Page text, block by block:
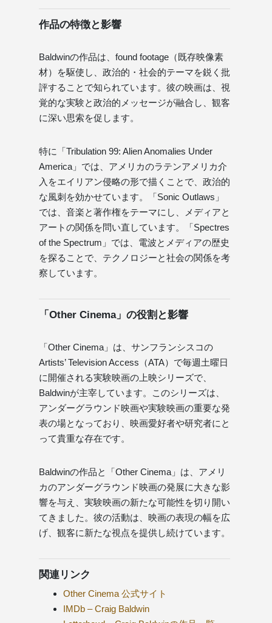
作品の特徴と影響
Baldwinの作品は、found footage（既存映像素
材）を駆使し、政治的・社会的テーマを鋭く批
評することで知られています。彼の映画は、視
覚的な実験と政治的メッセージが融合し、観客
に深い思索を促します。
特に「Tribulation 99: Alien Anomalies Under
America」では、アメリカのラテンアメリカ介
入をエイリアン侵略の形で描くことで、政治的
な風刺を効かせています。「Sonic Outlaws」
では、音楽と著作権をテーマにし、メディアと
アートの関係を問い直しています。「Spectres
of the Spectrum」では、電波とメディアの歴史
を探ることで、テクノロジーと社会の関係を考
察しています。
「Other Cinema」の役割と影響
「Other Cinema」は、サンフランシスコの
Artists’ Television Access（ATA）で毎週土曜日
に開催される実験映画の上映シリーズで、
Baldwinが主宰しています。このシリーズは、
アンダーグラウンド映画や実験映画の重要な発
表の場となっており、映画愛好者や研究者にと
って貴重な存在です。
Baldwinの作品と「Other Cinema」は、アメリ
カのアンダーグラウンド映画の発展に大きな影
響を与え、実験映画の新たな可能性を切り開い
てきました。彼の活動は、映画の表現の幅を広
げ、観客に新たな視点を提供し続けています。
関連リンク
Other Cinema 公式サイト
IMDb – Craig Baldwin